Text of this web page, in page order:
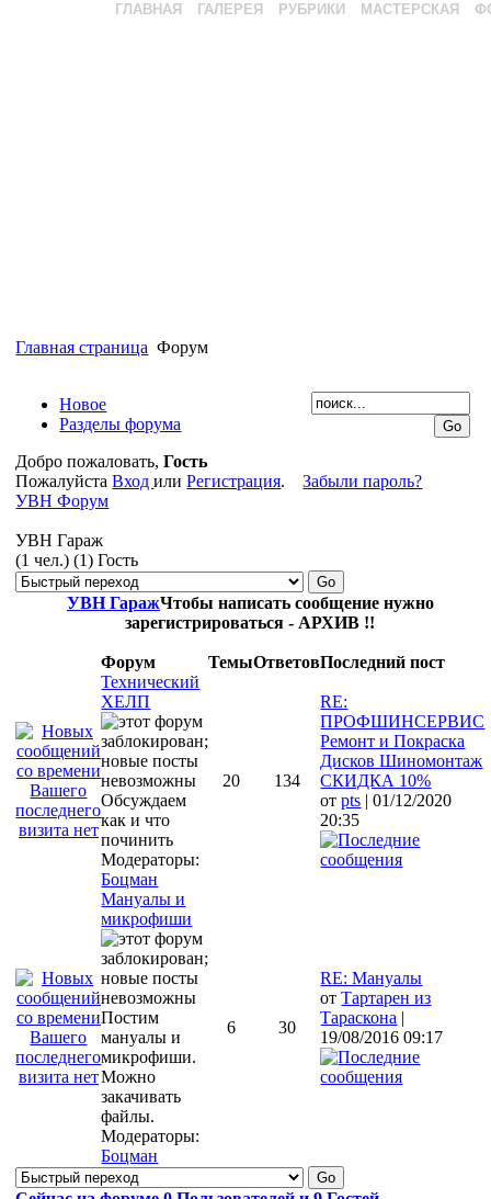
ГЛАВНАЯ ГАЛЕРЕЯ РУБРИКИ МАСТЕРСКАЯ
Главная страница Форум
Новое
Разделы форума
Добро пожаловать,Гость
ПожалуйстаВходилиРегистрация.Забыли пароль?
УВН Форум
УВН Гараж
(1 чел.) (1) Гость
УВН ГаражЧтобы написать сообщение нужно
зарегистрироваться - АРХИВ !!
Форум ТемыОтветовПоследний пост
Технический
ХЕЛП
Обсуждаем
как и что
починить
Модераторы:
Боцман
20 134
RE:
ПРОФШИНСЕРВИС
Ремонт и Покраска
Дисков Шиномонтаж
СКИДКА 10%
отpts | 01/12/2020
20:35
Мануалы и
микрофиши
Постим
мануалы и
микрофиши.
Можно
закачивать
файлы.
Модераторы:
Боцман
6 30
RE: Mануалы
отТартарен из
Тараскона |
19/08/2016 09:17